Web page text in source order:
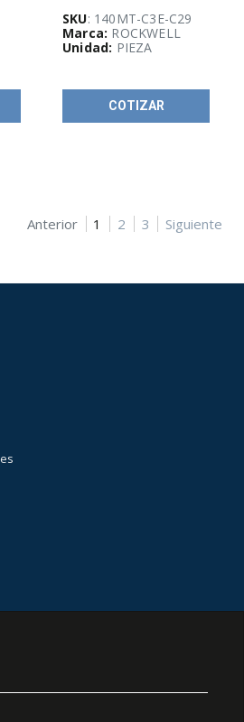
SKU: 140MT-C3E-C29
Marca: ROCKWELL
Unidad: PIEZA
COTIZAR
Anterior 1 2 3 Siguiente